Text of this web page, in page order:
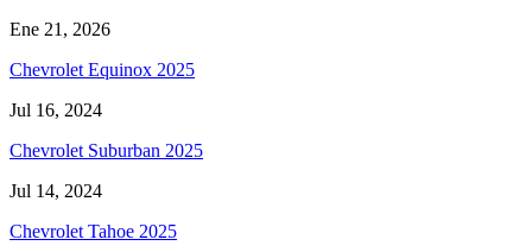
Ene 21, 2026
Chevrolet Equinox 2025
Jul 16, 2024
Chevrolet Suburban 2025
Jul 14, 2024
Chevrolet Tahoe 2025